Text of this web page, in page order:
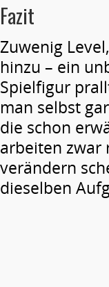
Fazit
Zuwenig
hinzu – ein
Spielfigur
man selbst
die schon
arbeiten zwar
verändern
dieselben